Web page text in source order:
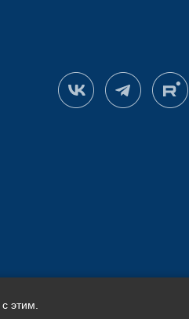
с этим.